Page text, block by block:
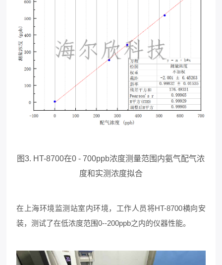
图3. HT-8700在0 - 700ppb浓度测量范围内氨气配气浓
度和实测浓度拟合
在上海环境监测站室内环境，工作人员将HT-8700横向安
装，测试了在低浓度范围0--200ppb之内的仪器性能。